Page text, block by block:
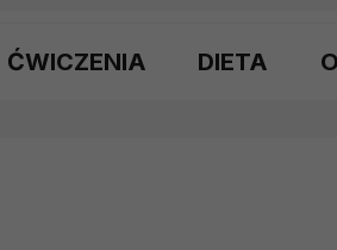
ĆWICZENIA DIETA